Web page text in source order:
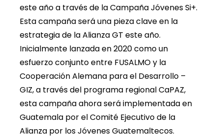
este año a través de la Campaña Jóvenes Si+.
Esta campaña será una pieza clave en la
estrategia de la Alianza GT este año.
Inicialmente lanzada en 2020 como un
esfuerzo conjunto entre FUSALMO y la
Cooperación Alemana para el Desarrollo –
GIZ, a través del programa regional CaPAZ,
esta campaña ahora será implementada en
Guatemala por el Comité Ejecutivo de la
Alianza por los Jóvenes Guatemaltecos.